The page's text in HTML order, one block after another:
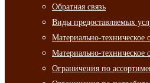
Обратная связь
Виды предоставляемых
Материально-
Материально-
Ограничения по